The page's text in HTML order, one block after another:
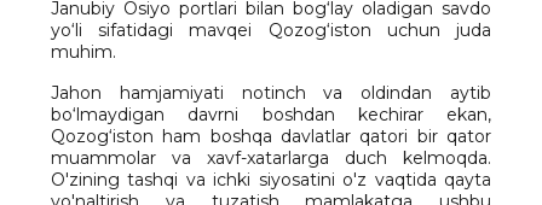
Janubiy Osiyo portlari bilan bog‘lay oladigan savdo
yo‘li sifatidagi mavqei Qozog‘iston uchun juda
muhim.
Jahon hamjamiyati notinch va oldindan aytib
bo‘lmaydigan davrni boshdan kechirar ekan,
Qozog‘iston ham boshqa davlatlar qatori bir qator
muammolar va xavf-xatarlarga duch kelmoqda.
O'zining tashqi va ichki siyosatini o'z vaqtida qayta